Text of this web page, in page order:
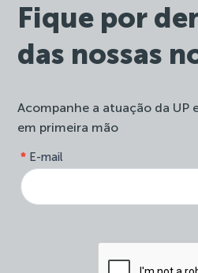
Fique por
das nossas
Acompanhe a atuação da UP
em primeira mão
E-mail
*